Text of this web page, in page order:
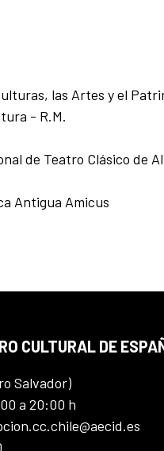
las Artes y el
- R.M.
de Teatro Clásico de
Antigua Amicus
CULTURAL DE
Salvador)
a 20:00 h